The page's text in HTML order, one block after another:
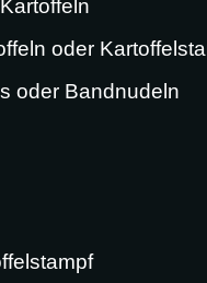
oder
oder Bandnudeln